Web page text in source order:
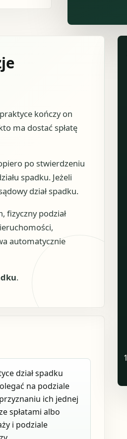
kończy on
ma dostać spłatę
po stwierdzeniu
spadku. Jeżeli
dział spadku.
fizyczny podział
automatycznie
.
dział spadku
na podziale
ich jednej
spłatami albo
i podziale